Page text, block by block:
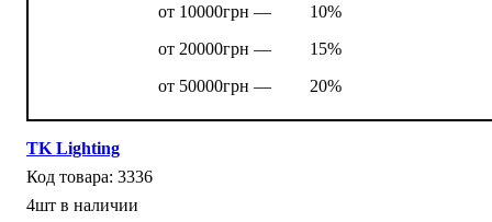
от 10000грн —
10%
от 20000грн —
15%
от 50000грн —
20%
TK Lighting
3336
4шт в наличии